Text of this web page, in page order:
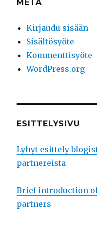
META
Kirjaudu sisään
Sisältösyöte
Kommenttisyöte
WordPress.org
ESITTELYSIVU
Lyhyt esittely
partnereista
Brief introduction
partners